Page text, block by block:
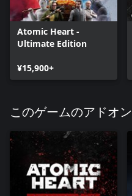
Atomic Heart -
Ultimate Edition
¥15,900+
このゲームのアドオン